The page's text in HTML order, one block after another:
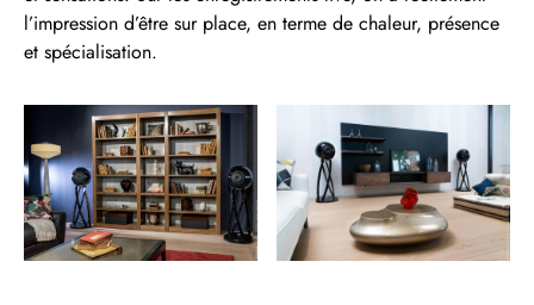
l’impression d’être sur place, en terme de chaleur, présence
et spécialisation.